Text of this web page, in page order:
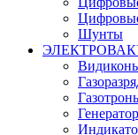
Шунты